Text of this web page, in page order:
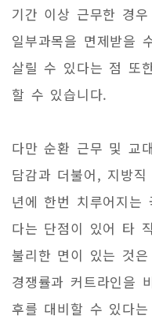
기간 이상 근무한 경
일부과목을 면제받을
살릴 수 있다는 점 또
할 수 있습니다.
다만 순환 근무 및 교
담감과 더불어, 지방
년에 한번 치루어지는
다는 단점이 있어 타
불리한 면이 있는 것
경쟁률과 커트라인을
후를 대비할 수 있다